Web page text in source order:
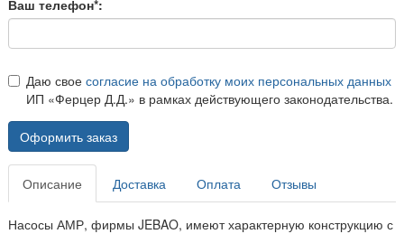
Ваш телефон*:
Даю свое согласие на обработку моих персональных данных
ИП «Ферцер Д.Д.» в рамках действующего законодательства.
Оформить заказ
Описание Доставка Оплата Отзывы
Насосы АМР, фирмы JEBAO, имеют характерную конструкцию с